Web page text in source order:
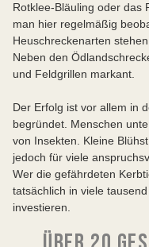
Rotklee-Bläuling oder das
man hier regelmäßig
Heuschreckenarten
Neben den
und Feldgrillen markant.
Der Erfolg ist vor allem in
begründet. Menschen
von Insekten. Kleine
jedoch für viele
Wer die gefährdeten
tatsächlich in viele
investieren.